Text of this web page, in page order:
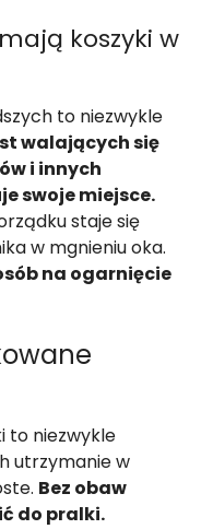
koszyki w
to niezwykle
walających się
i innych
swoje miejsce.
staje się
w mgnieniu oka.
na ogarnięcie
to niezwykle
utrzymanie w
Bez obaw
do pralki.